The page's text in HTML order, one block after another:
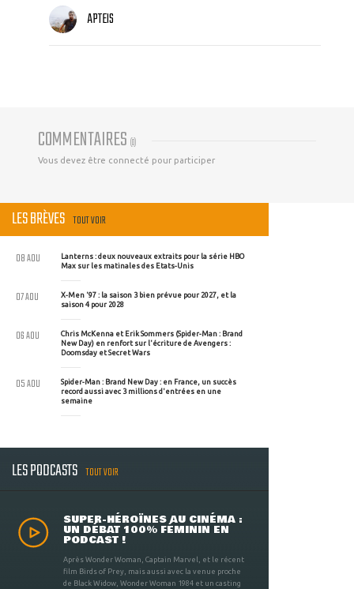
APTEIS
COMMENTAIRES (0)
Vous devez être connecté pour participer
LES BRÈVES TOUT VOIR
Lanterns : deux nouveaux extraits pour la série HBO
Max sur les matinales des Etats-Unis
08 AOU
X-Men '97 : la saison 3 bien prévue pour 2027, et la
saison 4 pour 2028
07 AOU
Chris McKenna et Erik Sommers (Spider-Man : Brand
New Day) en renfort sur l'écriture de Avengers :
Doomsday et Secret Wars
06 AOU
Spider-Man : Brand New Day : en France, un succès
record aussi avec 3 millions d'entrées en une
semaine
05 AOU
LES PODCASTS TOUT VOIR
SUPER-HÉROÏNES AU CINÉMA :
UN DÉBAT 100% FÉMININ EN
PODCAST !
Après Wonder Woman, Captain Marvel, et le récent
film Birds of Prey, mais aussi avec la venue proche
de Black Widow, Wonder Woman 1984 et un casting